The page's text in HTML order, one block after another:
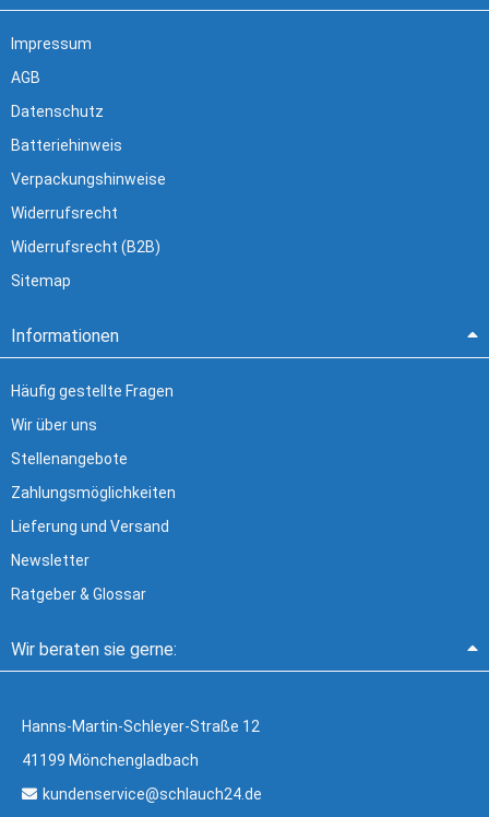
Impressum
AGB
Datenschutz
Batteriehinweis
Verpackungshinweise
Widerrufsrecht
Widerrufsrecht (B2B)
Sitemap
Informationen
Häufig gestellte Fragen
Wir über uns
Stellenangebote
Zahlungsmöglichkeiten
Lieferung und Versand
Newsletter
Ratgeber & Glossar
Wir beraten sie gerne:
Hanns-Martin-Schleyer-Straße 12
41199 Mönchengladbach
kundenservice@schlauch24.de